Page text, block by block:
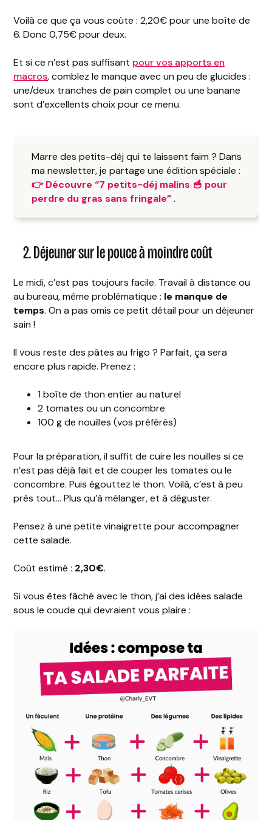
Voilà ce que ça vous coûte : 2,20€ pour une boîte de
6. Donc 0,75€ pour deux.
Et si ce n’est pas suffisant pour vos apports en
macros, comblez le manque avec un peu de glucides :
une/deux tranches de pain complet ou une banane
sont d’excellents choix pour ce menu.
Marre des petits-déj qui te laissent faim ? Dans
ma newsletter, je partage une édition spéciale :
👉 Découvre “7 petits-déj malins 🥣 pour
perdre du gras sans fringale”.
2. Déjeuner sur le pouce à moindre coût
Le midi, c’est pas toujours facile. Travail à distance ou
au bureau, même problématique : le manque de
temps. On a pas omis ce petit détail pour un déjeuner
sain !
Il vous reste des pâtes au frigo ? Parfait, ça sera
encore plus rapide. Prenez :
1 boîte de thon entier au naturel
2 tomates ou un concombre
100 g de nouilles (vos préférés)
Pour la préparation, il suffit de cuire les nouilles si ce
n’est pas déjà fait et de couper les tomates ou le
concombre. Puis égouttez le thon. Voilà, c’est à peu
près tout… Plus qu’à mélanger, et à déguster.
Pensez à une petite vinaigrette pour accompagner
cette salade.
Coût estimé : 2,30€.
Si vous êtes fâché avec le thon, j’ai des idées salade
sous le coude qui devraient vous plaire :